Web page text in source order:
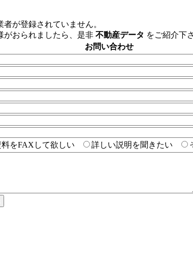
が登録されていません。
がおられましたら、是非 不動産データ をご紹介下
お問い合わせ
料をFAXして欲しい 詳しい説明を聞きたい